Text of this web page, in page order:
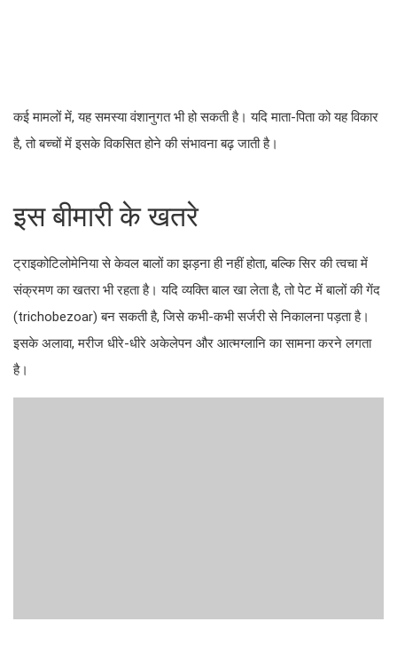
कई मामलों में, यह समस्या वंशानुगत भी हो सकती है। यदि माता-पिता को यह विकार
है, तो बच्चों में इसके विकसित होने की संभावना बढ़ जाती है।
इस बीमारी के खतरे
ट्राइकोटिलोमेनिया से केवल बालों का झड़ना ही नहीं होता, बल्कि सिर की त्वचा में
संक्रमण का खतरा भी रहता है। यदि व्यक्ति बाल खा लेता है, तो पेट में बालों की गेंद
(trichobezoar) बन सकती है, जिसे कभी-कभी सर्जरी से निकालना पड़ता है।
इसके अलावा, मरीज धीरे-धीरे अकेलेपन और आत्मग्लानि का सामना करने लगता
है।